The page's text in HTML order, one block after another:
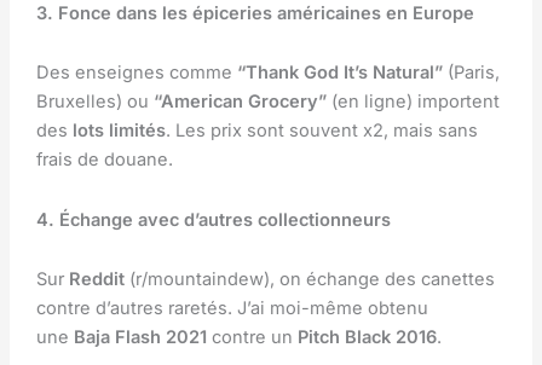
3. Fonce dans les épiceries américaines en Europe
Des enseignes comme “Thank God It’s Natural”(Paris,
Bruxelles) ou “American Grocery”(en ligne) importent
des lots limités. Les prix sont souvent x2, mais sans
frais de douane.
4. Échange avec d’autres collectionneurs
Sur Reddit(r/mountaindew), on échange des canettes
contre d’autres raretés. J’ai moi-même obtenu
une Baja Flash 2021 contre un Pitch Black 2016.